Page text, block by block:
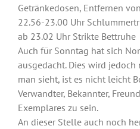
Getränkedosen, Entfernen
22.56-23.00 Uhr
ab 23.02 Uhr Strikte Bettruhe
Auch für Sonntag hat sich
ausgedacht. Dies wird
man sieht, ist es nicht leicht
Verwandter, Bekannter,
Exemplares zu sein.
An dieser Stelle auch noch